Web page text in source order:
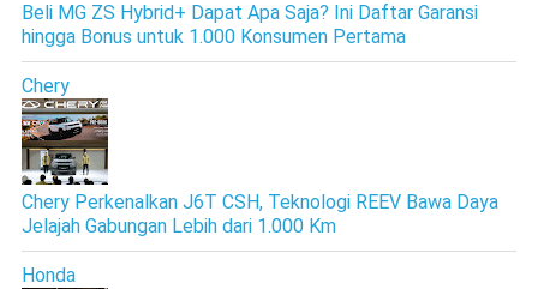
Beli MG ZS Hybrid+ Dapat Apa Saja? Ini Daftar Garansi
hingga Bonus untuk 1.000 Konsumen Pertama
Chery
Chery Perkenalkan J6T CSH, Teknologi REEV Bawa Daya
Jelajah Gabungan Lebih dari 1.000 Km
Honda